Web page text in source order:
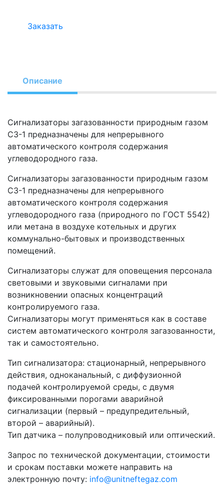
Заказать
Описание
Сигнализаторы загазованности природным газом
СЗ-1 предназначены для непрерывного
автоматического контроля содержания
углеводородного газа.
Сигнализаторы загазованности природным газом
СЗ-1 предназначены для непрерывного
автоматического контроля содержания
углеводородного газа (природного по ГОСТ 5542)
или метана в воздухе котельных и других
коммунально-бытовых и производственных
помещений.
Сигнализаторы служат для оповещения персонала
световыми и звуковыми сигналами при
возникновении опасных концентраций
контролируемого газа.
Сигнализаторы могут применяться как в составе
систем автоматического контроля загазованности,
так и самостоятельно.
Тип сигнализатора: стационарный, непрерывного
действия, одноканальный, с диффузионной
подачей контролируемой среды, с двумя
фиксированными порогами аварийной
сигнализации (первый – предупредительный,
второй – аварийный).
Тип датчика – полупроводниковый или оптический.
Запрос по технической документации, стоимости
и срокам поставки можете направить на
электронную почту: info@unitneftegaz.com